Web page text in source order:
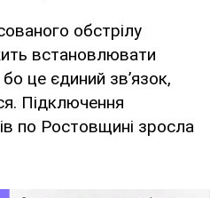
обстрілу
встановлювати
це єдиний зв’язок,
Підключення
по Ростовщині зросла